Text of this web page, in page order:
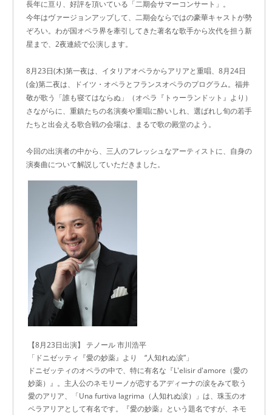
長年に亘り、好評を頂いている「二期会サマーコンサート」。
今年はヴァージョンアップして、二期会ならではの豪華キャストが勢
ぞろい。わが国オペラ界を牽引してきた著名な歌手から次代を担う新
星まで、2夜連続で公演します。
8月23日(木)第一夜は、イタリアオペラからアリアと重唱、8月24日
(金)第二夜は、ドイツ・オペラとフランスオペラのプログラム。福井
敬が歌う「誰も寝てはならぬ」（オペラ『トゥーランドット』より）
さながらに、重鎮たちの名演奏や重唱に酔いしれ、選ばれし旬の若手
たちと出会える歌合戦の会場は、まるで歌の殿堂のよう。
今回の出演者の中から、三人のフレッシュなアーティストに、自身の
演奏曲について解説していただきました。
【8月23日出演】 テノール 市川浩平
「ドニゼッティ『愛の妙薬』より “人知れぬ涙”」
ドニゼッティのオペラの中で、特に有名な『L'elisir d'amore（愛の
妙薬）』。主人公のネモリーノが恋するアディーナの涙をみて歌う
愛のアリア、「Una furtiva lagrima（人知れぬ涙）」は、珠玉のオ
ペラアリアとして有名です。『愛の妙薬』という題名ですが、ネモ